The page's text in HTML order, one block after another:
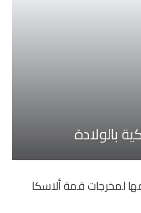
بالولادة
لمخرجات قمة ألاسكا